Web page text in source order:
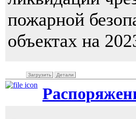
пожарной
объектах на
Загрузить Детали